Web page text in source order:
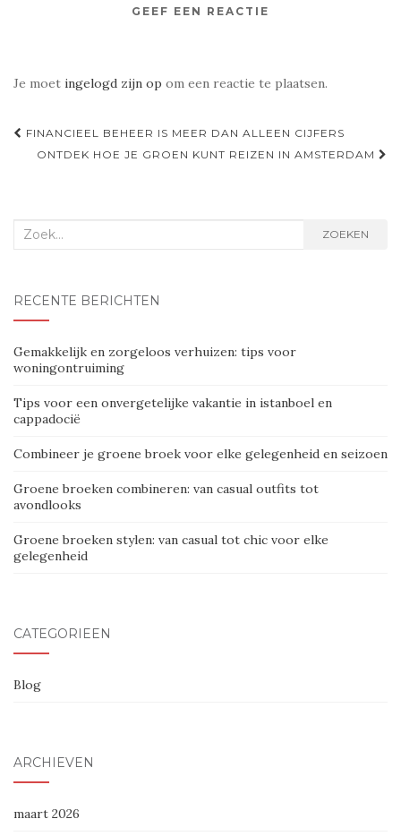
GEEF EEN REACTIE
Je moet ingelogd zijn op om een reactie te plaatsen.
Navigatie
door
FINANCIEEL BEHEER IS MEER DAN ALLEEN CIJFERS
ONTDEK HOE JE GROEN KUNT REIZEN IN AMSTERDAM
Zoek
ZOEKEN
RECENTE BERICHTEN
Gemakkelijk en zorgeloos verhuizen: tips voor
woningontruiming
Tips voor een onvergetelijke vakantie in istanboel en
cappadocië
Combineer je groene broek voor elke gelegenheid en seizoen
Groene broeken combineren: van casual outfits tot
avondlooks
Groene broeken stylen: van casual tot chic voor elke
gelegenheid
CATEGORIEËN
Blog
ARCHIEVEN
maart 2026